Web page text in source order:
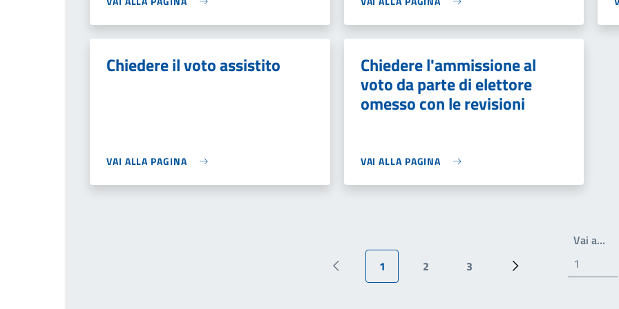
Chiedere il voto assistito
VAI ALLA PAGINA
Chiedere l'ammissione al
voto da parte di elettore
omesso con le revisioni
VAI ALLA PAGINA
Pagina precedente
Pagina attuale
1
Pagina
2
Pagina
3
Prossima pagina
Vai a…